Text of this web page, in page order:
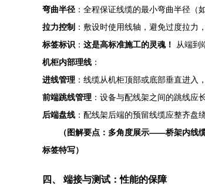
弯曲半径 ：全程保证线缆的最小弯曲半径（
拉力控制 ：敷设时使用线轴，避免过度拉力
标签标识 ： 这是高标准施工的灵魂！
从端到
机柜内部理线 ：
进线管理 ：线缆从机柜顶部或底部垂直进入
前端跳线管理 ：设备与配线架之间的跳线应
后端盘线 ：配线架后端的预留线缆应整齐盘
（图解要点：多角度展示——桥架内线
标签特写）
四、 端接与测试：性能的保障